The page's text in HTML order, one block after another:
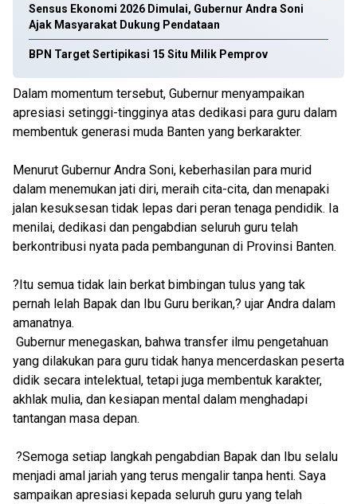
Sensus Ekonomi 2026 Dimulai, Gubernur Andra Soni
Ajak Masyarakat Dukung Pendataan
BPN Target Sertipikasi 15 Situ Milik Pemprov
Dalam momentum tersebut, Gubernur menyampaikan
apresiasi setinggi-tingginya atas dedikasi para guru dalam
membentuk generasi muda Banten yang berkarakter.
Menurut Gubernur Andra Soni, keberhasilan para murid
dalam menemukan jati diri, meraih cita-cita, dan menapaki
jalan kesuksesan tidak lepas dari peran tenaga pendidik. Ia
menilai, dedikasi dan pengabdian seluruh guru telah
berkontribusi nyata pada pembangunan di Provinsi Banten.
?Itu semua tidak lain berkat bimbingan tulus yang tak
pernah lelah Bapak dan Ibu Guru berikan,? ujar Andra dalam
amanatnya.
Gubernur menegaskan, bahwa transfer ilmu pengetahuan
yang dilakukan para guru tidak hanya mencerdaskan peserta
didik secara intelektual, tetapi juga membentuk karakter,
akhlak mulia, dan kesiapan mental dalam menghadapi
tantangan masa depan.
?Semoga setiap langkah pengabdian Bapak dan Ibu selalu
menjadi amal jariah yang terus mengalir tanpa henti. Saya
sampaikan apresiasi kepada seluruh guru yang telah